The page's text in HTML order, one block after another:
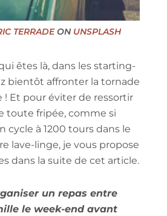
TERRADEON UNSPLASH
êtes là, dans les starting-
bientôt affronter la tornade
! Et pour éviter de ressortir
toute fripée, comme si
cycle à 1200 tours dans le
lave-linge, je vous propose
dans la suite de cet article.
un repas entre
le week-end avant